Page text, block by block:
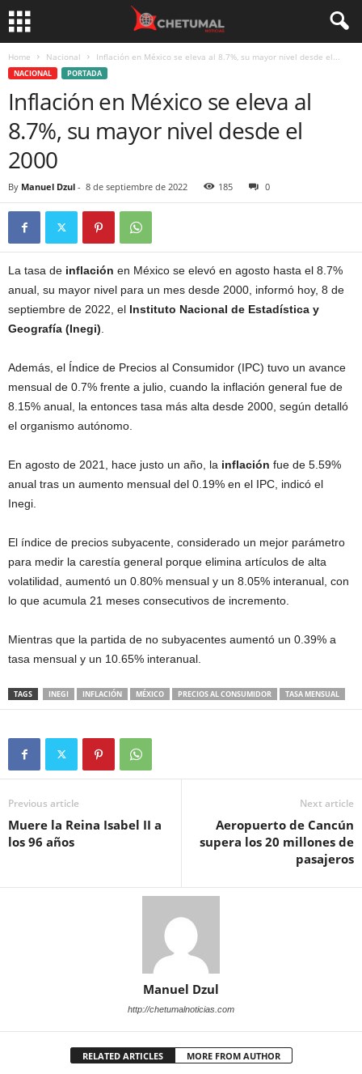
Home Nacional Inflación en México se eleva al 8.7%, su mayor nivel desde el...
NACIONAL PORTADA
Inflación en México se eleva al
8.7%, su mayor nivel desde el
2000
By Manuel Dzul - 8 de septiembre de 2022 185 0
La tasa de inflación en México se elevó en agosto hasta el 8.7%
anual, su mayor nivel para un mes desde 2000, informó hoy, 8 de
septiembre de 2022, el Instituto Nacional de Estadística y
Geografía (Inegi)
Además, el Índice de Precios al Consumidor (IPC) tuvo un avance
mensual de 0.7% frente a julio, cuando la inflación general fue de
8.15% anual, la entonces tasa más alta desde 2000, según detalló
el organismo autónomo.
En agosto de 2021, hace justo un año, la inflación fue de 5.59%
anual tras un aumento mensual del 0.19% en el IPC, indicó el
Inegi.
El índice de precios subyacente, considerado un mejor parámetro
para medir la carestía general porque elimina artículos de alta
volatilidad, aumentó un 0.80% mensual y un 8.05% interanual, con
lo que acumula 21 meses consecutivos de incremento.
Mientras que la partida de no subyacentes aumentó un 0.39% a
tasa mensual y un 10.65% interanual.
TAGS INEGI INFLACIÓN MÉXICO PRECIOS AL CONSUMIDOR TASA MENSUAL
Previous article
Muere la Reina Isabel II a
los 96 años
Next article
Aeropuerto de Cancún
supera los 20 millones de
pasajeros
Manuel Dzul
http://chetumalnoticias.com
RELATED ARTICLES MORE FROM AUTHOR